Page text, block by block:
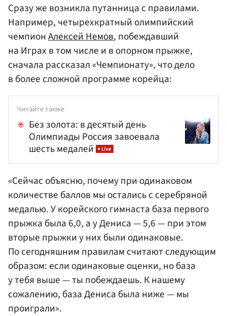
Сразу же возникла путанница с правилами.
Например, четырехкратный олимпийский
чемпионАлексей Немов, побеждавший
на Играх в том числе и в опорном прыжке,
сначала рассказал «Чемпионату», что дело
в более сложной программе корейца:
Читайте также
Без золота: в десятый день
Олимпиады Россия завоевала
шесть медалей
«Сейчас объясню, почему при одинаковом
количестве баллов мы остались с серебряной
медалью. У корейского гимнаста база первого
прыжка была 6,0, а у Дениса — 5,6 — при этом
вторые прыжки у них были одинаковые.
По сегодняшним правилам считают следующим
образом: если одинаковые оценки, но база
у тебя выше — ты побеждаешь. К нашему
сожалению, база Дениса была ниже — мы
проиграли».